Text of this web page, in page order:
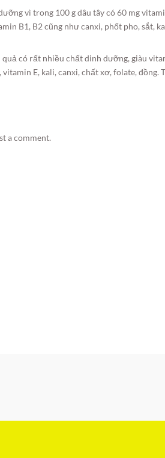
vì trong 100 g dâu tây có 60 mg
B1, B2 cũng như canxi, phốt pho, sắt,
có rất nhiều chất dinh dưỡng, giàu
E, kali, canxi, chất xơ, folate, đồng.
a comment.